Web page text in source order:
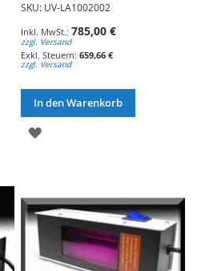
SKU: UV-LA1002002
785,00 €
zzgl. Versand
659,66 €
zzgl. Versand
In den Warenkorb
ZUR